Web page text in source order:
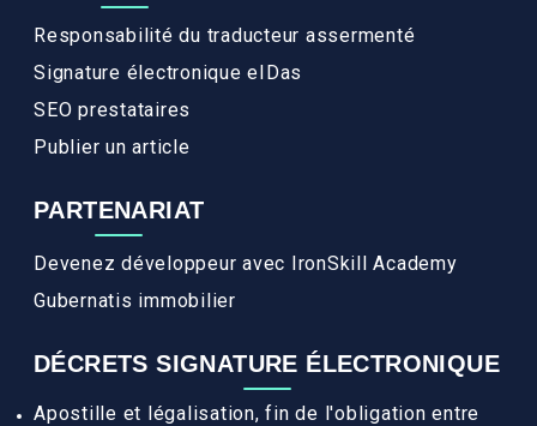
Responsabilité du traducteur assermenté
Signature électronique eIDas
SEO prestataires
Publier un article
PARTENARIAT
Devenez développeur avec IronSkill Academy
Gubernatis immobilier
DÉCRETS SIGNATURE ÉLECTRONIQUE
Apostille et légalisation, fin de l'obligation entre